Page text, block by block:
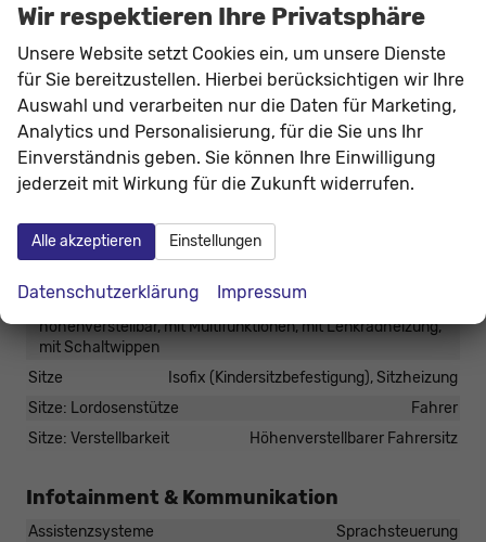
Sonnenblende rechts mit Spiegel (beleuchtet)
Stau-/Ablagefach unter Sitz vorn links
Steckdose (12V-Anschluß) vorn
Innen
Armlehnen
Mittelarmlehne, Fahrer
Fensterheber
höhenverstellbar, mit Multifunktionen, mit Lenkradheizung,
mit Schaltwippen
Sitze
Isofix (Kindersitzbefestigung), Sitzheizung
Sitze: Lordosenstütze
Fahrer
Sitze: Verstellbarkeit
Höhenverstellbarer Fahrersitz
Infotainment & Kommunikation
Assistenzsysteme
Sprachsteuerung
Wir respektieren Ihre Privatsphäre
Unsere Website setzt Cookies ein, um unsere Dienste
für Sie bereitzustellen. Hierbei berücksichtigen wir Ihre
Auswahl und verarbeiten nur die Daten für Marketing,
Analytics und Personalisierung, für die Sie uns Ihr
Einverständnis geben. Sie können Ihre Einwilligung
jederzeit mit Wirkung für die Zukunft widerrufen.
Alle akzeptieren Einstellungen
Datenschutzerklärung Impressum